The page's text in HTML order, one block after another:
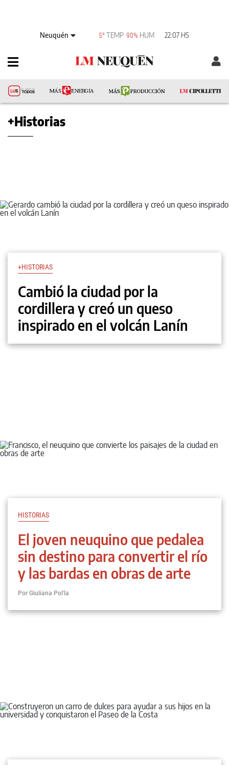
Neuquén 5°TEMP 90% HUM 22:07 HS
+Historias
+HISTORIAS
Cambió la ciudad por la
cordillera y creó un queso
inspirado en el volcán Lanín
HISTORIAS
El joven neuquino que pedalea
sin destino para convertir el río
y las bardas en obras de arte
Por Giuliana Pol'la